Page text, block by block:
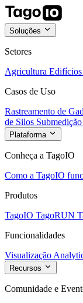
Soluções
Setores
Agricultura Edifícios
Casos de Uso
Rastreamento de
de Silos Submedição
Plataforma
Conheça a TagoIO
Como a TagoIO
Produtos
TagoIO TagoRUN
Funcionalidades
Visualização
Recursos
Comunidade e